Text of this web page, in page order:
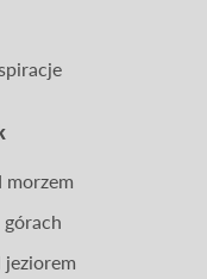
morzem
górach
jeziorem